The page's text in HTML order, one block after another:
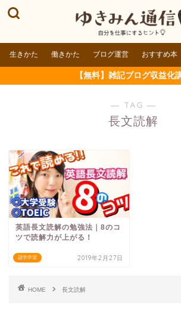
生きかた 働きかた ブログ運営 おすすめ本
【無料】雑記ブログ収益化
― TAG ―
長文読解
語学学習
英語長文読解の勉強法｜8のコ
ツで読解力が上がる！
2019年2月27日
HOME 長文読解